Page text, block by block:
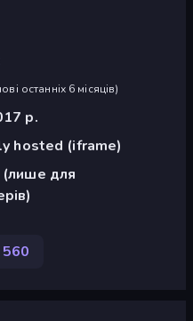
останніх 6 місяців)
р.
hosted (iframe)
для
560